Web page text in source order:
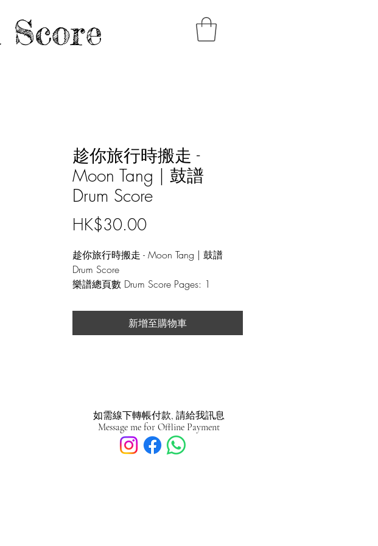
趁你旅行時搬走 -
Moon Tang | 鼓譜
Drum Score
HK$30.00價
格
趁你旅行時搬走 - Moon Tang | 鼓譜
Drum Score
樂譜總頁數 Drum Score Pages: 1
Https://patreon.com/nathanielli
新增至購物車
如需線下轉帳付款, 請給我訊息
Message me for Offline Payment